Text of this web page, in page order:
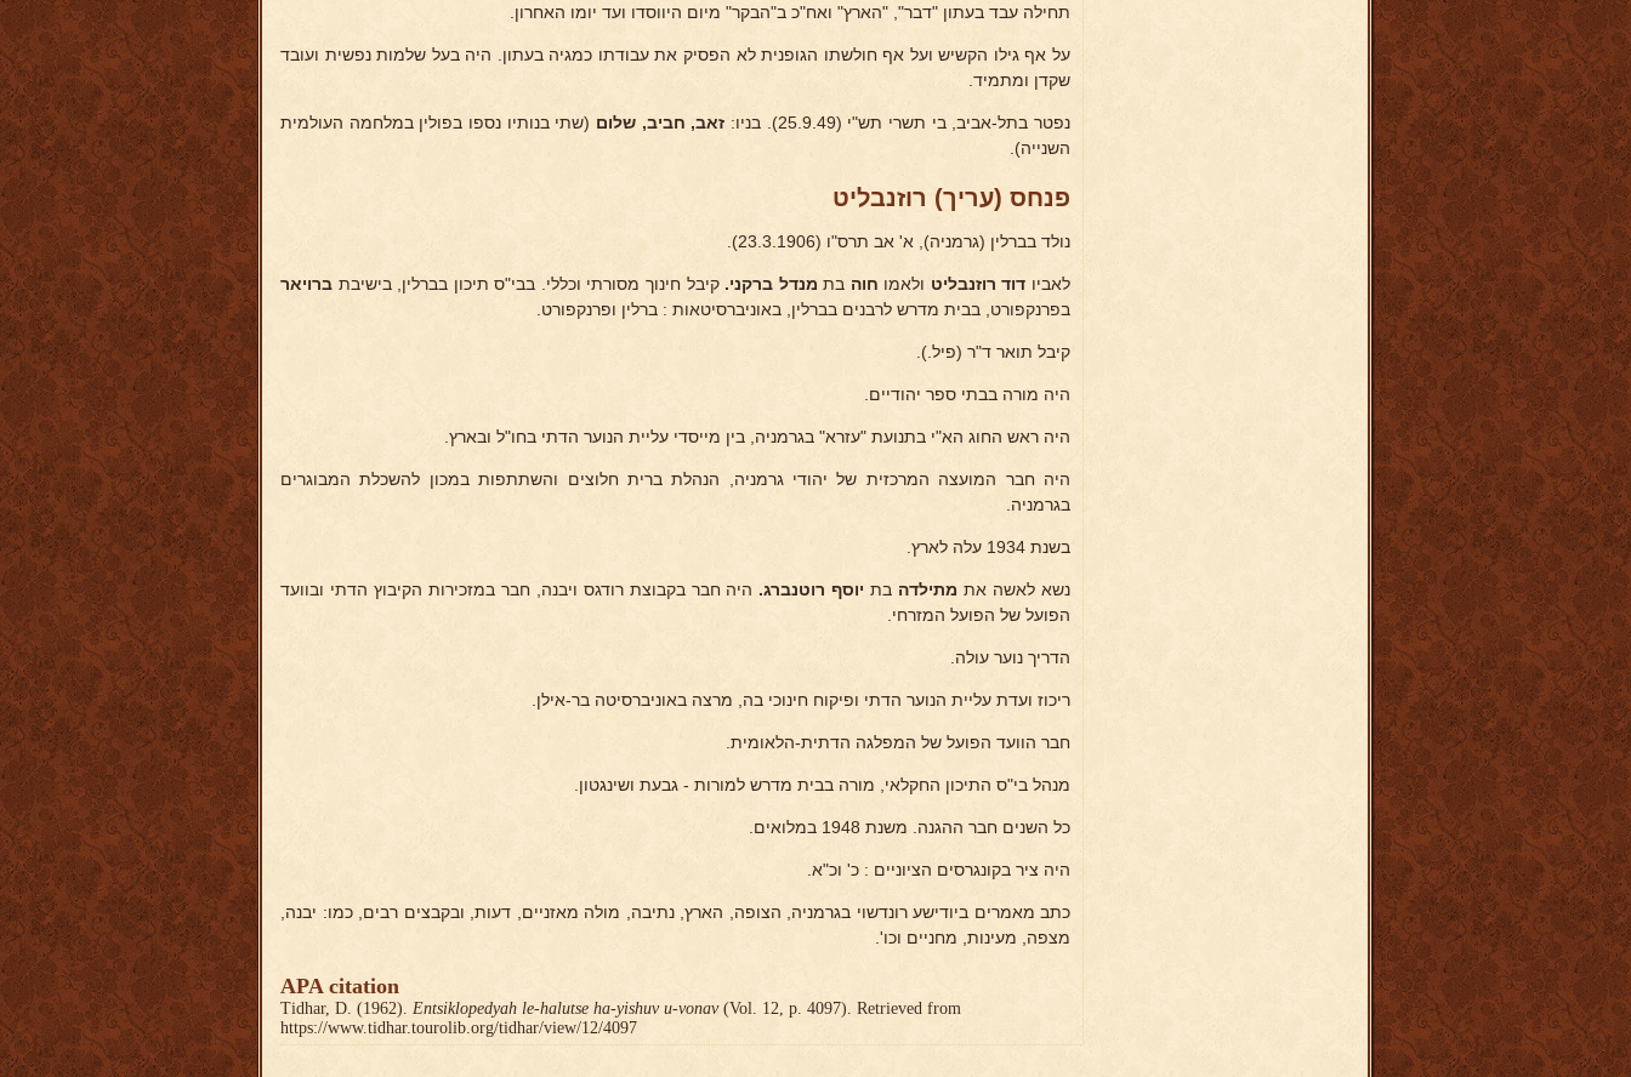
תחילה עבד בעתון "דבר", "הארץ" ואח"כ ב"הבקר" מיום היווסדו ועד יומו האחרון.
על אף גילו הקשיש ועל אף חולשתו הגופנית לא הפסיק את עבודתו כמגיה בעתון. היה בעל שלמות נפשית ועובד
שקדן ומתמיד.
נפטר בתל-אביב, בי תשרי תש"י (25.9.49). בניו: זאב, חביב, שלום (שתי בנותיו נספו בפולין במלחמה העולמית
השנייה).
פנחס (עריך) רוזנבליט
נולד בברלין (גרמניה), א' אב תרס"ו (23.3.1906).
לאביו דוד רוזנבליט ולאמו חוה בתמנדל ברקני. קיבל חינוך מסורתי וכללי. בבי"ס תיכון בברלין, בישיבת ברויאר
בפרנקפורט, בבית מדרש לרבנים בברלין, באוניברסיטאות : ברלין ופרנקפורט.
קיבל תואר ד"ר (פיל.).
היה מורה בבתי ספר יהודיים.
היה ראש החוג הא"י בתנועת "עזרא" בגרמניה, בין מייסדי עליית הנוער הדתי בחו"ל ובארץ.
היה חבר המועצה המרכזית של יהודי גרמניה, הנהלת ברית חלוצים והשתתפות במכון להשכלת המבוגרים
בגרמניה.
בשנת 1934 עלה לארץ.
נשא לאשה את מתילדה בתיוסף רוטנברג. היה חבר בקבוצת רודגס ויבנה, חבר במזכירות הקיבוץ הדתי ובוועד
הפועל של הפועל המזרחי.
הדריך נוער עולה.
ריכוז ועדת עליית הנוער הדתי ופיקוח חינוכי בה, מרצה באוניברסיטה בר-אילן.
חבר הוועד הפועל של המפלגה הדתית-הלאומית.
מנהל בי"ס התיכון החקלאי, מורה בבית מדרש למורות - גבעת ושינגטון.
כל השנים חבר ההגנה. משנת 1948 במלואים.
היה ציר בקונגרסים הציוניים : כ' וכ"א.
כתב מאמרים ביודישע רונדשוי בגרמניה, הצופה, הארץ, נתיבה, מולה מאזניים, דעות, ובקבצים רבים, כמו: יבנה,
מצפה, מעינות, מחניים וכו'.
APA citation
Tidhar, D. (1962). Entsiklopedyah le-halutse ha-yishuv u-vonav(Vol. 12, p. 4097). Retrieved from
https://www.tidhar.tourolib.org/tidhar/view/12/4097